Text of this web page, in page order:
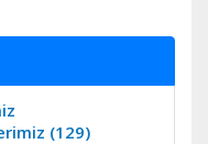
(129)